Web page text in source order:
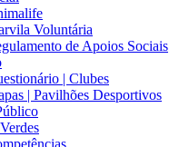
Voluntária
de Apoios Sociais
| Clubes
| Pavilhões Desportivos